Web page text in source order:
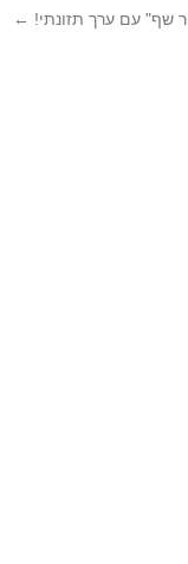
שף" עם ערך תזונתי! ←